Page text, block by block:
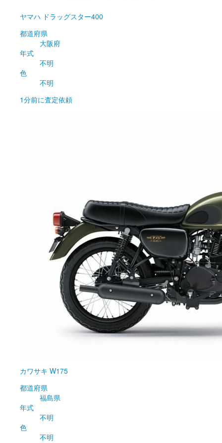
ヤマハ ドラッグスター400
都道府県
大阪府
年式
不明
色
不明
1分前に査定依頼
カワサキ W175
都道府県
福島県
年式
不明
色
不明